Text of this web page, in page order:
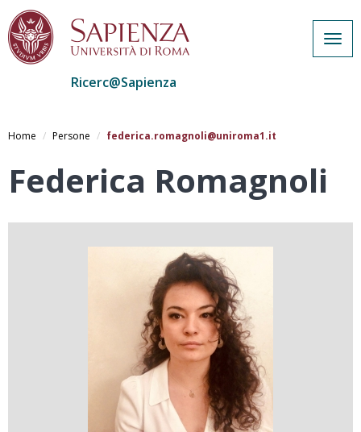
al
Ricerc@Sapienza
Home Persone federica.romagnoli@uniroma1.it
Federica Romagnoli